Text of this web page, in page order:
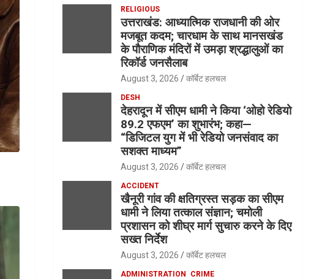
RELIGIOUS
उत्तराखंड: आध्यात्मिक राजधानी की ओर
मजबूत कदम; चारधाम के साथ मानसखंड
के पौराणिक मंदिरों में उमड़ा श्रद्धालुओं का
रिकॉर्ड जनसैलाब
August 3, 2026 कॉर्बेट हलचल
DESH
देहरादून में सीएम धामी ने किया ‘ओहो रेडियो
89.2 एफएम’ का शुभारंभ; कहा—
“डिजिटल युग में भी रेडियो जनसंवाद का
सशक्त माध्यम”
August 3, 2026 कॉर्बेट हलचल
ACCIDENT
खैनूरी गांव की क्षतिग्रस्त सड़क का सीएम
धामी ने लिया तत्काल संज्ञान; चमोली
प्रशासन को शीघ्र मार्ग सुचारु करने के दिए
सख्त निर्देश
August 3, 2026 कॉर्बेट हलचल
ADMINISTRATION CRIME